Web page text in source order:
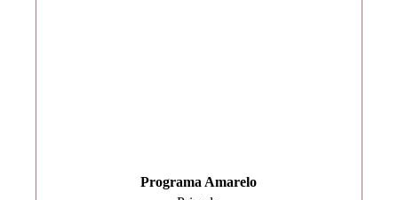
Programa Amarelo